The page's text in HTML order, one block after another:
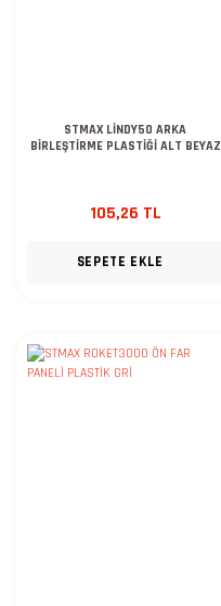
STMAX LİNDY50 ARKA
BİRLEŞTİRME PLASTİĞİ ALT BEYAZ
105,26 TL
SEPETE EKLE